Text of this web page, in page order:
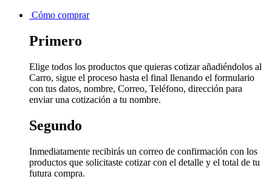
Cómo comprar
Primero
Elige todos los productos que quieras cotizar añadiéndolos al
Carro, sigue el proceso hasta el final llenando el formulario
con tus datos, nombre, Correo, Teléfono, dirección para
enviar una cotización a tu nombre.
Segundo
Inmediatamente recibirás un correo de confirmación con los
productos que solicitaste cotizar con el detalle y el total de tu
futura compra.